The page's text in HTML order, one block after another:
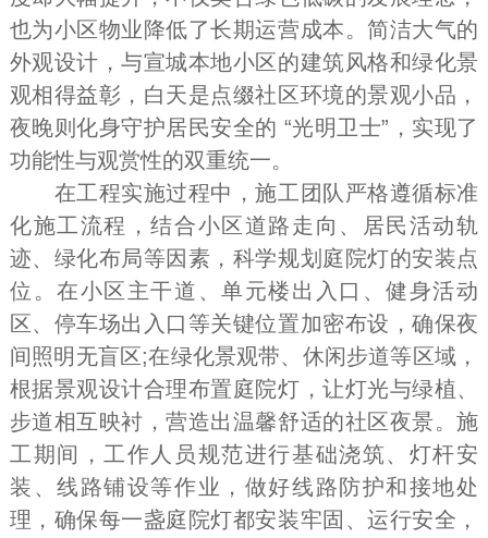
也为小区物业降低了长期运营成本。简洁大气的
外观设计，与宣城本地小区的建筑风格和绿化景
观相得益彰，白天是点缀社区环境的景观小品，
夜晚则化身守护居民安全的 “光明卫士”，实现了
功能性与观赏性的双重统一。
在工程实施过程中，施工团队严格遵循标准
化施工流程，结合小区道路走向、居民活动轨
迹、绿化布局等因素，科学规划庭院灯的安装点
位。在小区主干道、单元楼出入口、健身活动
区、停车场出入口等关键位置加密布设，确保夜
间照明无盲区;在绿化景观带、休闲步道等区域，
根据景观设计合理布置庭院灯，让灯光与绿植、
步道相互映衬，营造出温馨舒适的社区夜景。施
工期间，工作人员规范进行基础浇筑、灯杆安
装、线路铺设等作业，做好线路防护和接地处
理，确保每一盏庭院灯都安装牢固、运行安全，